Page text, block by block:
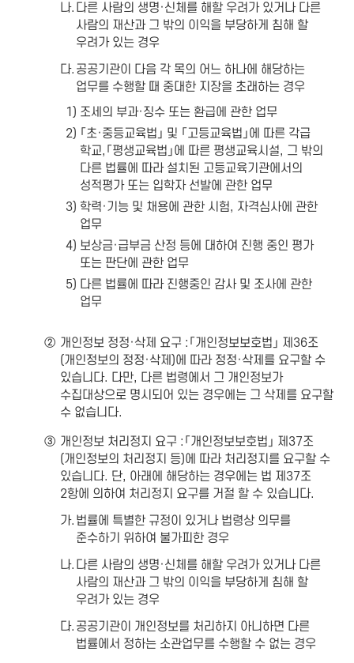
나. 다른 사람의 생명·신체를 해할 우려가 있거나 다른
사람의 재산과 그 밖의 이익을 부당하게 침해 할
우려가 있는 경우
다. 공공기관이 다음 각 목의 어느 하나에 해당하는
업무를 수행할 때 중대한 지장을 초래하는 경우
1) 조세의 부과·징수 또는 환급에 관한 업무
2) 「초·중등교육법」 및 「고등교육법」에 따른 각급
학교,「평생교육법」에 따른 평생교육시설, 그 밖의
다른 법률에 따라 설치된 고등교육기관에서의
성적평가 또는 입학자 선발에 관한 업무
3) 학력·기능 및 채용에 관한 시험, 자격심사에 관한
업무
4) 보상금·급부금 산정 등에 대하여 진행 중인 평가
또는 판단에 관한 업무
5) 다른 법률에 따라 진행중인 감사 및 조사에 관한
업무
② 개인정보 정정·삭제 요구 :「개인정보보호법」 제36조
(개인정보의 정정·삭제)에 따라 정정·삭제를 요구할 수
있습니다. 다만, 다른 법령에서 그 개인정보가
수집대상으로 명시되어 있는 경우에는 그 삭제를 요구할
수 없습니다.
③ 개인정보 처리정지 요구 :「개인정보보호법」 제37조
(개인정보의 처리정지 등)에 따라 처리정지를 요구할 수
있습니다. 단, 아래에 해당하는 경우에는 법 제37조
2항에 의하여 처리정지 요구를 거절 할 수 있습니다.
가. 법률에 특별한 규정이 있거나 법령상 의무를
준수하기 위하여 불가피한 경우
나. 다른 사람의 생명·신체를 해할 우려가 있거나 다른
사람의 재산과 그 밖의 이익을 부당하게 침해 할
우려가 있는 경우
다. 공공기관이 개인정보를 처리하지 아니하면 다른
법률에서 정하는 소관업무를 수행할 수 없는 경우